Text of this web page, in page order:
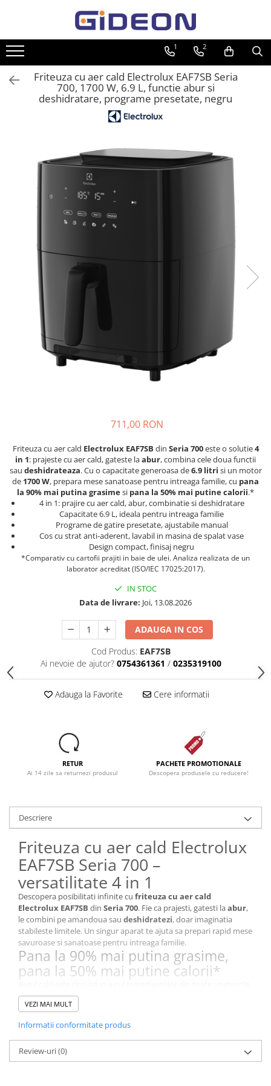
Toate Produsele
Electrocasnice
Electrocasnice mici
Roboti de bucatarie
Cuptoare cu microunde
Accesorii si Piese Electrocasnice
Accesorii Piese Hote
Accesorii Piese Frigidere
Congelatoare
Accesorii Piese Espressoare
Cafetiere
Accesorii Piese Aspiratoare
Accesorii Piese Plite Aragazuri
Accesorii Piese Cuptoare
Accesorii Piese Cuptoare
si Uscatoare
Accesorii Electrocasnice Mici
Filtre Purificatoare Aer
Accesorii Piese Aer Conditionat
Casa si gradina
Home & Deco
Dezinfectanti
Accesorii Audio Hi-Fi
Produse pentru copii
Scaune auto copii
GRUPA 0+1 2 3/ 0-36 kg / 0-12 ani
Cuburi si caramizi
Seturi de constructie
Stocare date
Cabluri
Sugestii cadou
Resigilate
1 2
Friteuza cu aer cald Electrolux EAF7SB Seria
700, 1700 W, 6.9 L, functie abur si
deshidratare, programe presetate, negru
711,00 RON
Friteuza cu aer cald Electrolux EAF7SB din Seria 700este o solutie4
in 1: prajeste cu aer cald, gateste laabur, combina cele doua functii
sau deshidrateaza. Cu o capacitate generoasa de6.9 litri si un motor
de 1700 W, prepara mese sanatoase pentru intreaga familie, cu pana
la 90% mai putina grasimesi pana la 50% mai putine calorii.*
4 in 1: prajire cu aer cald, abur, combinatie si deshidratare
Capacitate 6.9 L, ideala pentru intreaga familie
Programe de gatire presetate, ajustabile manual
Cos cu strat anti-aderent, lavabil in masina de spalat vase
Design compact, finisaj negru
*Comparativ cu cartofii prajiti in baie de ulei. Analiza realizata de un
laborator acreditat (ISO/IEC 17025:2017).
IN STOC
Data de livrare: Joi, 13.08.2026
ADAUGA IN COS
Cod Produs: EAF7SB
Ai nevoie de ajutor? 0754361361 / 0235319100
Adauga la Favorite Cere informatii
RETUR
Ai 14 zile sa returnezi produsul
PACHETE PROMOTIONALE
Descopera produsele cu reducere!
Descriere
Friteuza cu aer cald Electrolux
EAF7SB Seria 700 –
versatilitate 4 in 1
Descopera posibilitati infinite cu friteuza cu aer cald
Electrolux EAF7SB din Seria 700. Fie ca prajesti, gatesti laabur,
le combini pe amandoua sau deshidratezi, doar imaginatia
stabileste limitele. Un singur aparat te ajuta sa prepari rapid mese
savuroase si sanatoase pentru intreaga familie.
Pana la 90% mai putina grasime,
pana la 50% mai putine calorii*
pentru a obtine cruste crocante folosind foarte putin ulei sau
chiar deloc. Rezultatul: aceleasi preparate preferate, intr-o
*Comparativ cu cartofii prajiti in baie de ulei. Analiza realizata de un
laborator acreditat (ISO/IEC 17025:2017).
Functie de gatire la abur
VEZI MAI MULT
Informatii conformitate produs
Review-uri(0)